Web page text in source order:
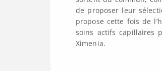
de proposer leur
propose cette fois de
soins actifs capillaires
Ximenia.